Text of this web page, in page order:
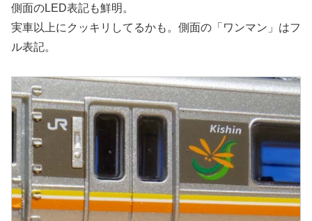
側面のLED表記も鮮明。
実車以上にクッキリしてるかも。側面の「ワンマン」はフ
ル表記。